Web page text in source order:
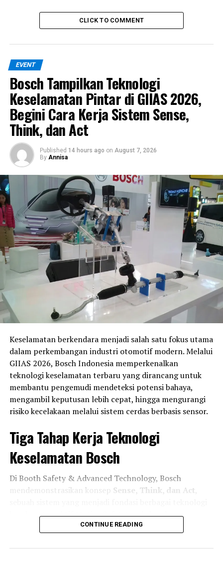
RELATED TOPICS:
TIPS
UP NEXT
Kia Recall 23 Ribu EV9 SUV, Masalah Baut Jok Jadi
Sorotan!
DON'T MISS
Toyota Camry Glorious Edition: Sedan Hybrid Berkelas
dengan Tampilan Gahar!
CLICK TO COMMENT
EVENT
Bosch Tampilkan Teknologi
Keselamatan Pintar di GIIAS 2026,
Begini Cara Kerja Sistem Sense,
Think, dan Act
Published 14 hours ago on August 7, 2026
By Annisa
Keselamatan berkendara menjadi salah satu fokus utama
dalam perkembangan industri otomotif modern. Melalui
GIIAS 2026, Bosch Indonesia memperkenalkan
teknologi keselamatan terbaru yang dirancang untuk
membantu pengemudi mendeteksi potensi bahaya,
mengambil keputusan lebih cepat, hingga mengurangi
risiko kecelakaan melalui sistem cerdas berbasis sensor.
Tiga Tahap Kerja Teknologi
Keselamatan Bosch
Di Booth Safety & Advanced Technology, Bosch
mendemonstrasikan konsep Sense, Think, dan Act
keselamatan aktif (Active Safety) pada kendaraan
Tahap pertama adalahSense, di mana kendaraan
CONTINUE READING